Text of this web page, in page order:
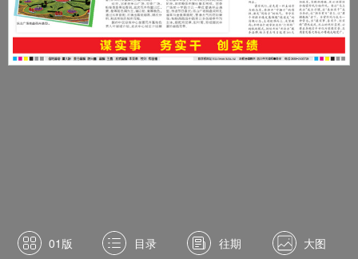
01版 目录 往期 大图